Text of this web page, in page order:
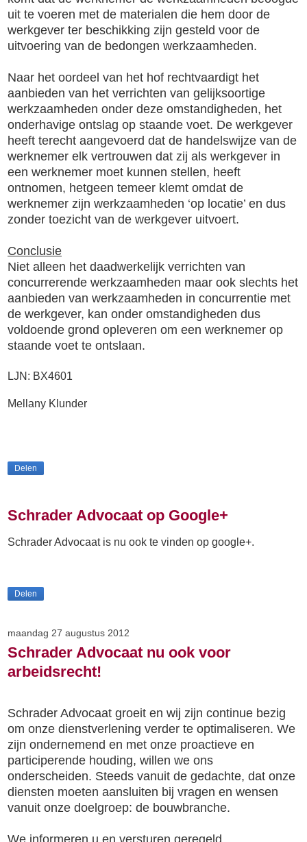
uit te voeren met de materialen die hem door de
werkgever ter beschikking zijn gesteld voor de
uitvoering van de bedongen werkzaamheden.
Naar het oordeel van het hof rechtvaardigt het
aanbieden van het verrichten van gelijksoortige
werkzaamheden onder deze omstandigheden, het
onderhavige ontslag op staande voet. De werkgever
heeft terecht aangevoerd dat de handelswijze van de
werknemer elk vertrouwen dat zij als werkgever in
een werknemer moet kunnen stellen, heeft
ontnomen, hetgeen temeer klemt omdat de
werknemer zijn werkzaamheden ‘op locatie’ en dus
zonder toezicht van de werkgever uitvoert.
Conclusie
Niet alleen het daadwerkelijk verrichten van
concurrerende werkzaamheden maar ook slechts het
aanbieden van werkzaamheden in concurrentie met
de werkgever, kan onder omstandigheden dus
voldoende grond opleveren om een werknemer op
staande voet te ontslaan.
LJN: BX4601
Mellany Klunder
Delen
Schrader Advocaat op Google+
Schrader Advocaat is nu ook te vinden op google+.
Delen
maandag 27 augustus 2012
Schrader Advocaat nu ook voor
arbeidsrecht!
Schrader Advocaat groeit en wij zijn continue bezig
om onze dienstverlening verder te optimaliseren. We
zijn ondernemend en met onze proactieve en
participerende houding, willen we ons
onderscheiden. Steeds vanuit de gedachte, dat onze
diensten moeten aansluiten bij vragen en wensen
vanuit onze doelgroep: de bouwbranche.
We informeren u en versturen geregeld